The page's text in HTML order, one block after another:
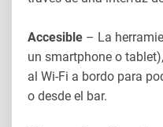
Accesible – La
un smartphone o
al Wi-Fi a bordo para
o desde el bar.